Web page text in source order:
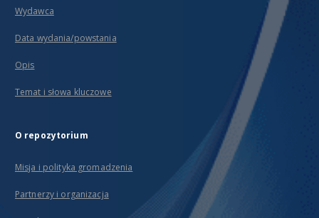
Wydawca
Data wydania/powstania
Opis
Temat i słowa kluczowe
O repozytorium
Misja i polityka gromadzenia
Partnerzy i organizacja